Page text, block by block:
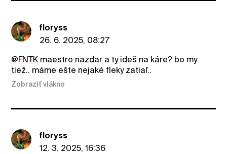
floryss
26. 6. 2025, 08:27
@FNTK maestro nazdar a ty ideš na káre? bo my
tiež.. máme ešte nejaké fleky zatiaľ..
Zobraziť vlákno
floryss
12. 3. 2025, 16:36